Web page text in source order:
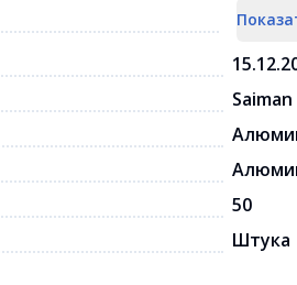
Saiman
50
Штука